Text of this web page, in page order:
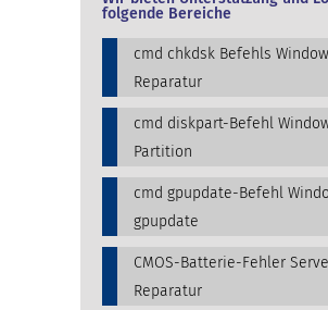
folgende Bereiche
cmd chkdsk Befehls
Reparatur
cmd diskpart-Befehl
Partition
cmd gpupdate-Befehl
gpupdate
CMOS-Batterie-Fehler
Reparatur